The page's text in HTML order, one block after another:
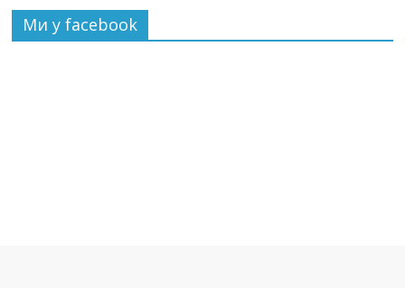
Ми у facebook